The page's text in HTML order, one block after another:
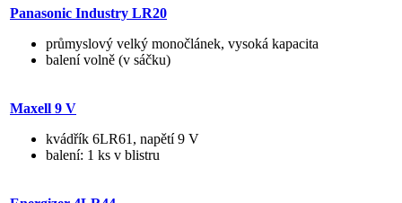
Panasonic Industry LR20
průmyslový velký monočlánek, vysoká kapacita
balení volně (v sáčku)
Maxell 9 V
kvádřík 6LR61, napětí 9 V
balení: 1 ks v blistru